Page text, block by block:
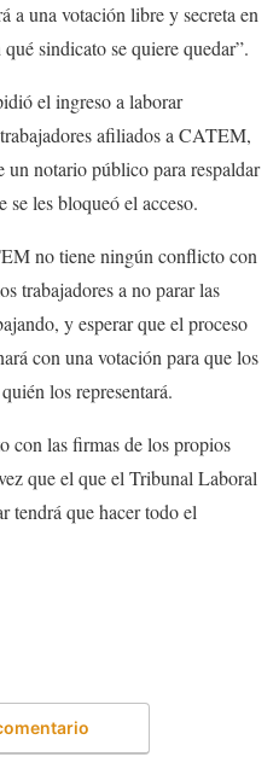
a una votación libre y secreta en
sindicato se quiere quedar”.
el ingreso a laborar
afiliados a CATEM,
un notario público para respaldar
se les bloqueó el acceso.
no tiene ningún conflicto con
trabajadores a no parar las
y esperar que el proceso
con una votación para que los
los representará.
con las firmas de los propios
que el que el Tribunal Laboral
tendrá que hacer todo el